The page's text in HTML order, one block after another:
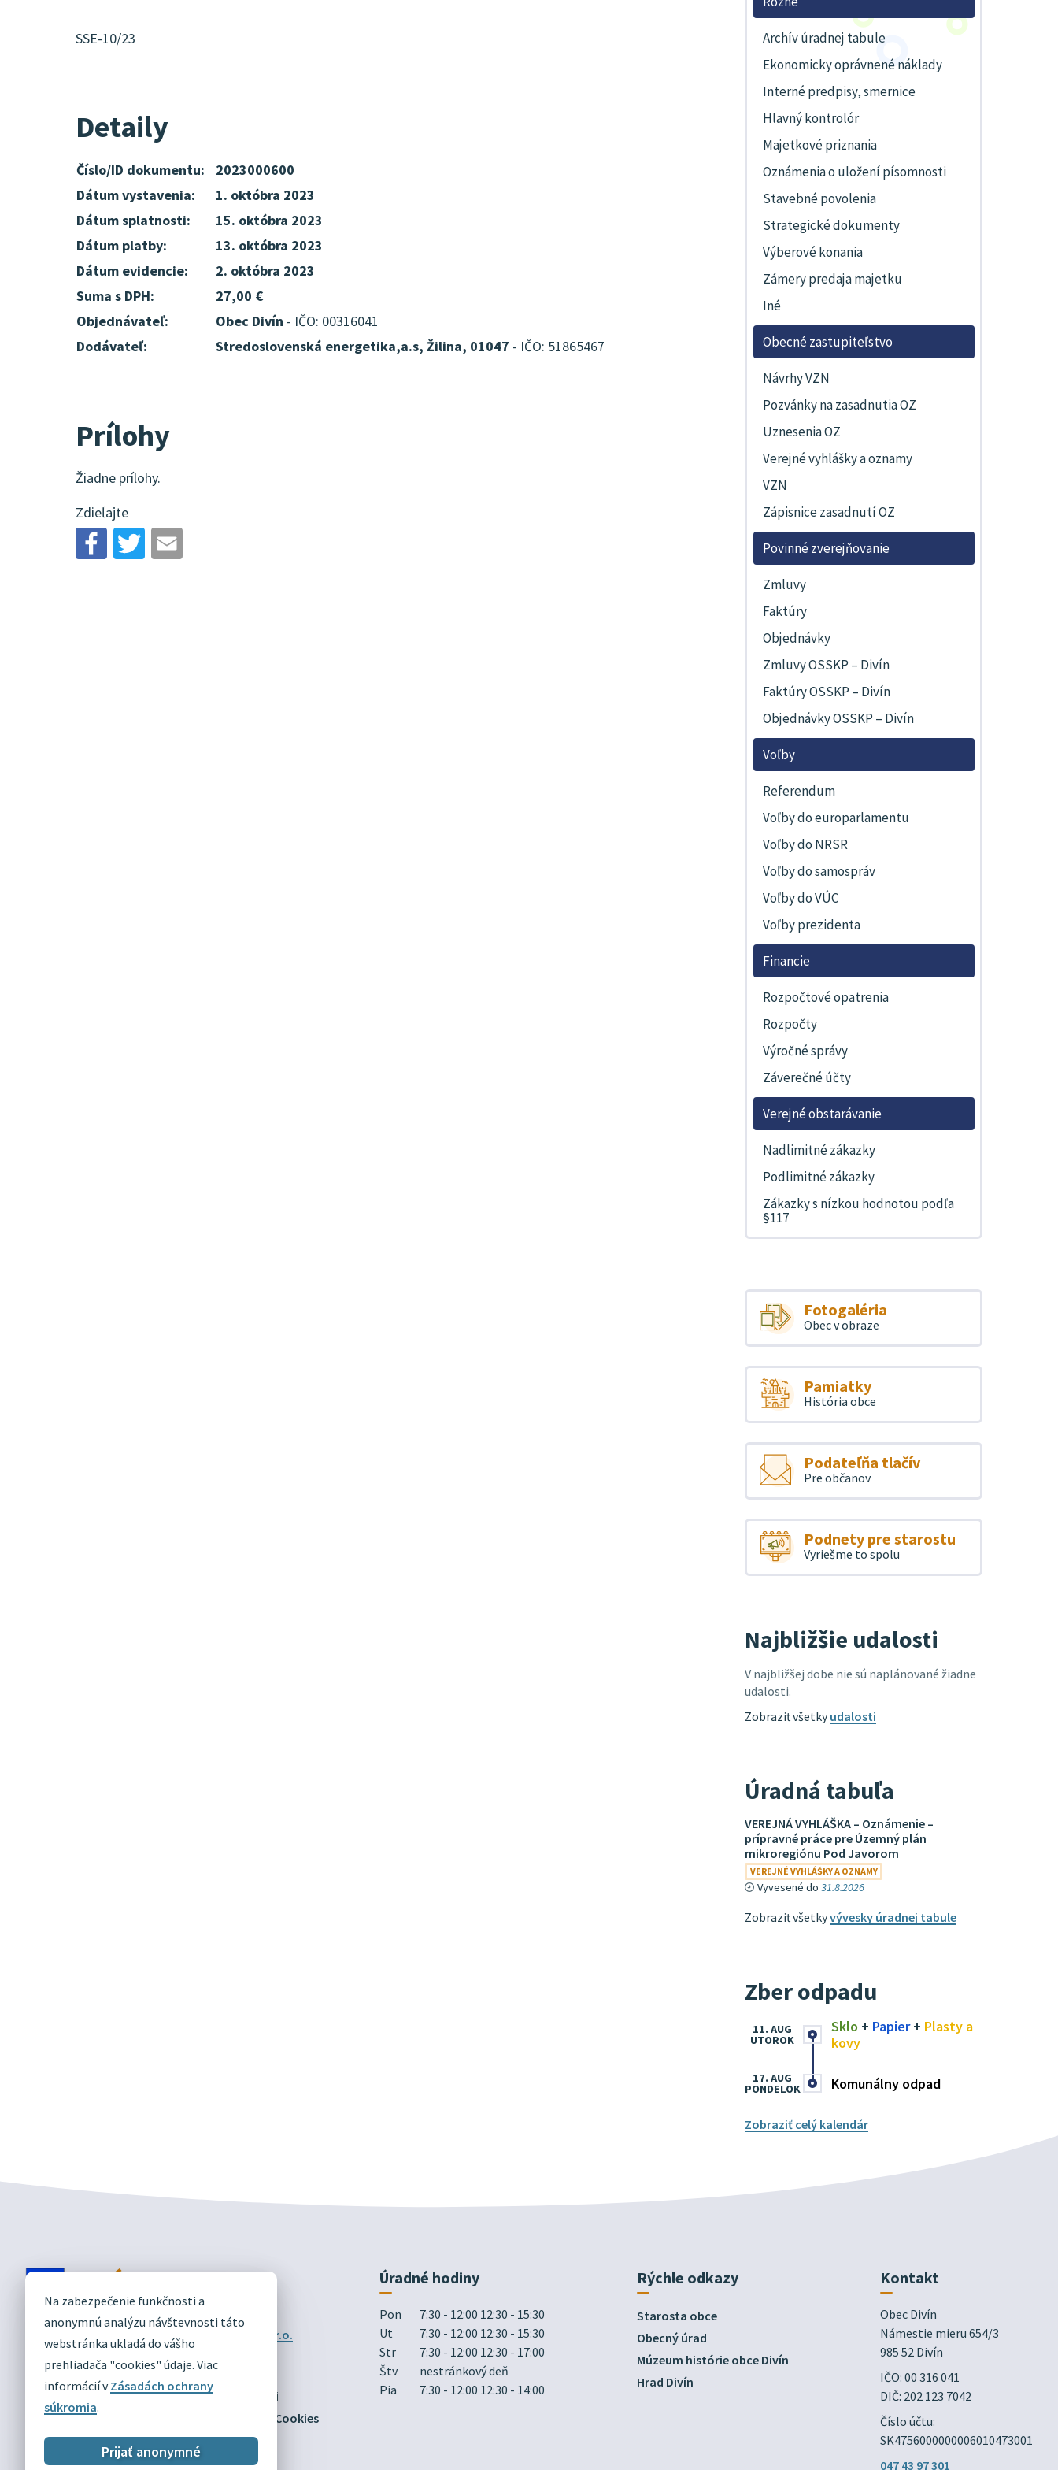
Na zabezpečenie funkčnosti a
anonymnú analýzu návštevnosti táto
webstránka ukladá do vášho
prehliadača "cookies" údaje. Viac
informácií vZásadách ochrany
súkromia.
Prijať anonymné
SSE-10/23
Detaily
Číslo/ID dokumentu:
2023000600
Dátum vystavenia:
1. októbra 2023
Dátum splatnosti:
15. októbra 2023
Dátum platby:
13. októbra 2023
Dátum evidencie:
2. októbra 2023
Suma s DPH:
27,00 €
Objednávateľ:
Obec Divín - IČO: 00316041
Dodávateľ:
Stredoslovenská energetika,a.s, Žilina, 01047 - IČO: 51865467
Prílohy
Žiadne prílohy.
Zdieľajte
Archív úradnej tabule
Ekonomicky oprávnené náklady
Interné predpisy, smernice
Hlavný kontrolór
Majetkové priznania
Oznámenia o uložení písomnosti
Stavebné povolenia
Strategické dokumenty
Výberové konania
Zámery predaja majetku
Iné
Obecné zastupiteľstvo
Návrhy VZN
Pozvánky na zasadnutia OZ
Uznesenia OZ
Verejné vyhlášky a oznamy
VZN
Zápisnice zasadnutí OZ
Povinné zverejňovanie
Zmluvy
Faktúry
Objednávky
Zmluvy OSSKP – Divín
Faktúry OSSKP – Divín
Objednávky OSSKP – Divín
Voľby
Referendum
Voľby do europarlamentu
Voľby do NRSR
Voľby do samospráv
Voľby do VÚC
Voľby prezidenta
Financie
Rozpočtové opatrenia
Rozpočty
Výročné správy
Záverečné účty
Verejné obstarávanie
Nadlimitné zákazky
Podlimitné zákazky
Zákazky s nízkou hodnotou podľa
§117
Fotogaléria
Obec v obraze
Pamiatky
História obce
Podateľňa tlačív
Pre občanov
Podnety pre starostu
Vyriešme to spolu
Najbližšie udalosti
V najbližšej dobe nie sú naplánované žiadne
udalosti.
Zobraziť všetkyudalosti
Úradná tabuľa
VEREJNÁ VYHLÁŠKA – Oznámenie –
prípravné práce pre Územný plán
mikroregiónu Pod Javorom
VEREJNÉ VYHLÁŠKY A OZNAMY
Vyvesené do 31.8.2026
Zobraziť všetkyvývesky úradnej tabule
Zber odpadu
Sklo + Papier+ Plasty a
kovy
11. AUG
UTOROK
Komunálny odpad
17. AUG
PONDELOK
Zobraziť celý kalendár
DIVÍN
OFICIÁLNE STRÁNKY
Technický prevádzkovateľ:
Alphabet partner s.r.o.
Správca obsahu:Obec Divín
Posledná aktualizácia:03.08.2026
Mapa
Vyhlásenie o prístupnosti
Zásady ochrany osobných údajov
Nastaviť Cookies
Úradné hodiny
Pon
7:30 - 12:00 12:30 - 15:30
Ut
7:30 - 12:00 12:30 - 15:30
Str
7:30 - 12:00 12:30 - 17:00
Štv
nestránkový deň
Pia
7:30 - 12:00 12:30 - 14:00
Rýchle odkazy
Starosta obce
Obecný úrad
Múzeum histórie obce Divín
Hrad Divín
Kontakt
Obec Divín
Námestie mieru 654/3
985 52 Divín
IČO: 00 316 041
DIČ: 202 123 7042
Číslo účtu:
SK4756000000006010473001
047 43 97 301